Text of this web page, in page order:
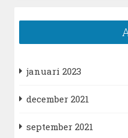
januari 2023
december 2021
september 2021